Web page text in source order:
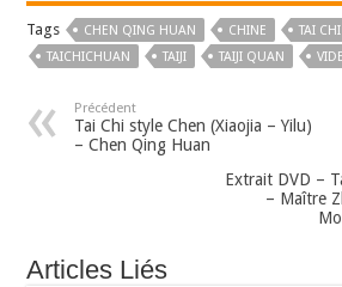
Tags CHEN QING HUAN CHINE TAI CHI
TAICHICHUAN
TAIJI TAIJI QUAN
Précédent
Tai Chi style Chen (Xiaojia – Yilu)
– Chen Qing Huan
Extrait DVD –
– Maître
Articles Liés